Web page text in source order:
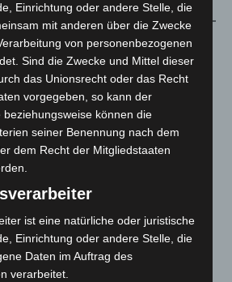
Einrichtung oder andere Stelle, die
mit anderen über die Zwecke
von personenbezogenen
Sind die Zwecke und Mittel dieser
das Unionsrecht oder das Recht
vorgegeben, so kann der
beziehungsweise können die
seiner Benennung nach dem
dem Recht der Mitgliedstaaten
ist eine natürliche oder juristische
Einrichtung oder andere Stelle, die
Daten im Auftrag des
verarbeitet.